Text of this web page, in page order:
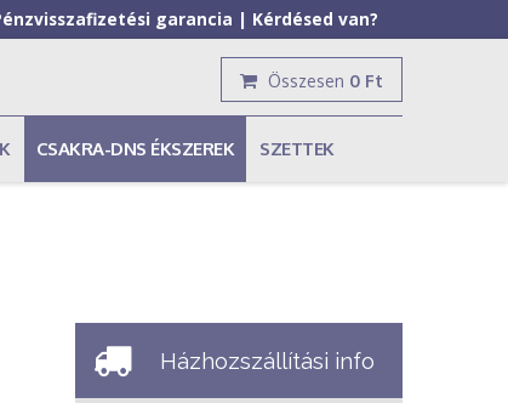
garancia | Kérdésed van?
Összesen 0 Ft
CSAKRA-DNS ÉKSZEREK SZETTEK
Házhozszállítási info